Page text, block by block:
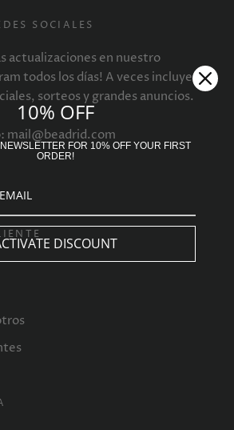
SOCIALES
actualizaciones en nuestro
todos los días! A veces incluyen
sorteos y grandes anuncios.
mail@beadrid.com
10% OFF
FOR 10% OFF YOUR FIRST
ORDER!
DISCOUNT